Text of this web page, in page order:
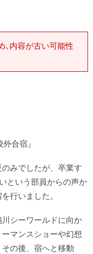
､内容が古い可能性
合宿』
みでしたが、卒業す
という部員からの声か
行いました。
シーワールドに向か
マンスショーや幻想
の後、宿へと移動